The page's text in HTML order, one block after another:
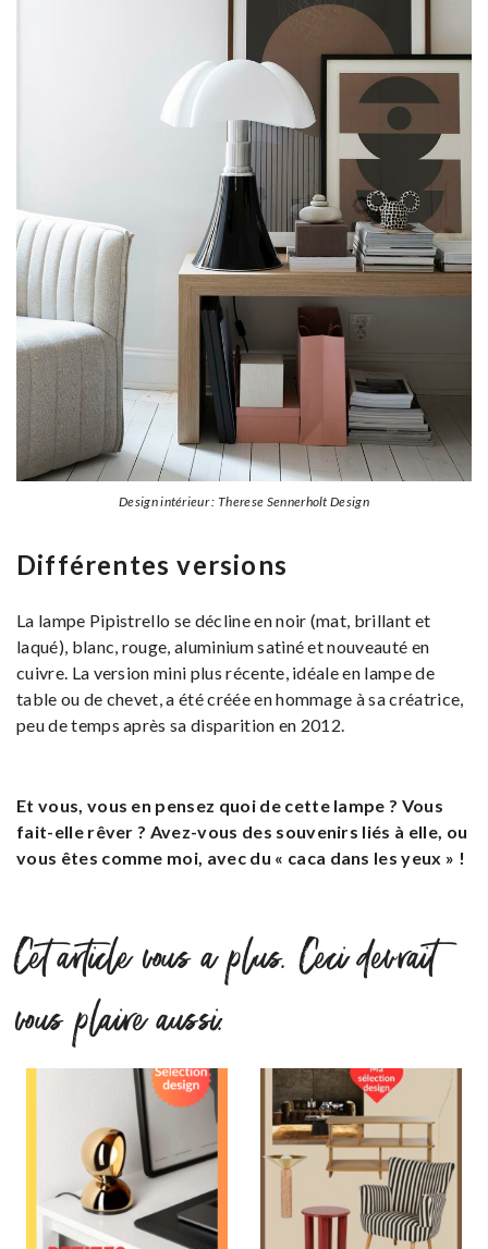
Design intérieur : Therese Sennerholt Design
Différentes versions
La lampe Pipistrello se décline en noir (mat, brillant et
laqué), blanc, rouge, aluminium satiné et nouveauté en
cuivre. La version mini plus récente, idéale en lampe de
table ou de chevet, a été créée en hommage à sa créatrice,
peu de temps après sa disparition en 2012.
Et vous, vous en pensez quoi de cette lampe ? Vous
fait-elle rêver ? Avez-vous des souvenirs liés à elle, ou
vous êtes comme moi, avec du « caca dans les yeux » !
Cet article vous a plus. Ceci devrait
vous plaire aussi.